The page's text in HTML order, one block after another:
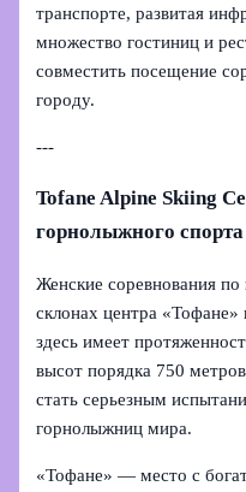
транспорте, развитая
множество гостиниц и
совместить посещение
городу.
---
Tofane Alpine Skiing
горнолыжного спорта
Женские соревнования
склонах центра
здесь имеет
высот порядка 750
стать серьезным
горнолыжниц мира.
«Тофане» — место с